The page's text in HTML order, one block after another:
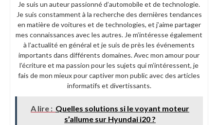
Je suis un auteur passionné d’automobile et de technologie.
Je suis constamment à la recherche des dernières tendances
en matière de voitures et de technologies, et j’aime partager
mes connaissances avec les autres. Je m’intéresse également
à l’actualité en général et je suis de près les événements
importants dans différents domaines. Avec mon amour pour
l’écriture et ma passion pour les sujets qui m’intéressent, je
fais de mon mieux pour captiver mon public avec des articles
informatifs et divertissants.
A lire : Quelles solutions si le voyant moteur
s’allume sur Hyundai i20 ?